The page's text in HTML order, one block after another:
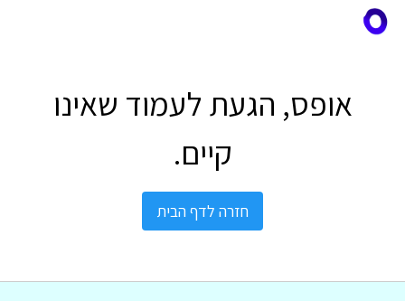
אופס, הגעת לעמוד שאינו
קיים.
חזרה לדף הבית